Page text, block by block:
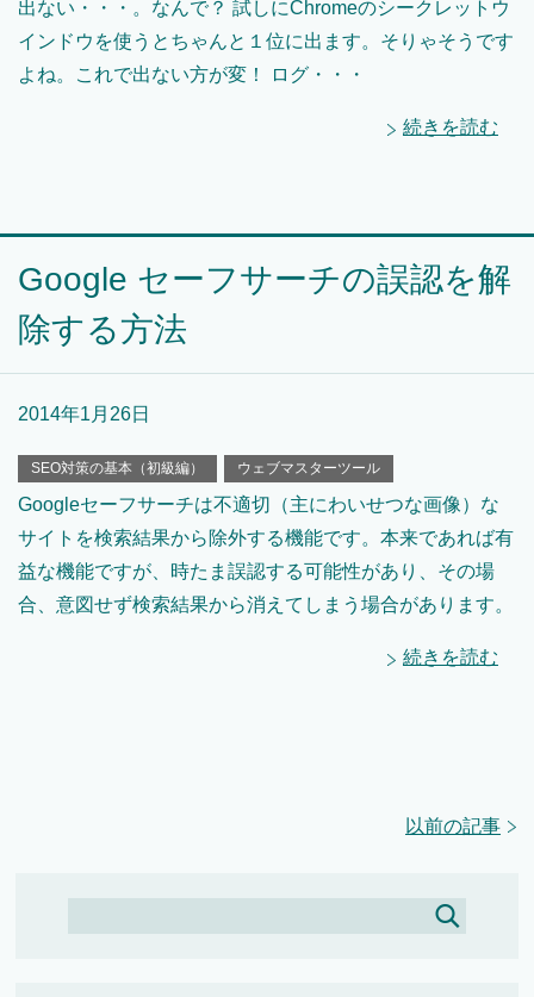
出ない・・・。なんで？ 試しにChromeのシークレットウ
インドウを使うとちゃんと１位に出ます。そりゃそうです
よね。これで出ない方が変！ ログ・・・
続きを読む
Google セーフサーチの誤認を解
除する方法
2014年1月26日
SEO対策の基本（初級編） ウェブマスターツール
Googleセーフサーチは不適切（主にわいせつな画像）な
サイトを検索結果から除外する機能です。本来であれば有
益な機能ですが、時たま誤認する可能性があり、その場
合、意図せず検索結果から消えてしまう場合があります。
続きを読む
以前の記事